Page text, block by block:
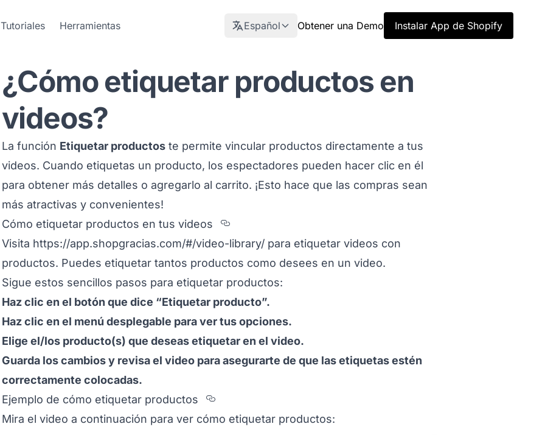
Tutoriales Herramientas Español Obtener una Demo Instalar App de Shopify
¿Cómo etiquetar productos en
videos?
La función Etiquetar productoste permite vincular productos directamente a tus
videos. Cuando etiquetas un producto, los espectadores pueden hacer clic en él
para obtener más detalles o agregarlo al carrito. ¡Esto hace que las compras sean
más atractivas y convenientes!
Cómo etiquetar productos en tus videos
Section titled
Visita https://app.shopgracias.com/#/video-library/para etiquetar videos con
productos. Puedes etiquetar tantos productos como desees en un video.
Sigue estos sencillos pasos para etiquetar productos:
Haz clic en el botón que dice “Etiquetar producto”.
Haz clic en el menú desplegable para ver tus opciones.
Elige el/los producto(s) que deseas etiquetar en el video.
Guarda los cambios y revisa el video para asegurarte de que las etiquetas estén
correctamente colocadas.
Ejemplo de cómo etiquetar productos
Section titled
Mira el video a continuación para ver cómo etiquetar productos: